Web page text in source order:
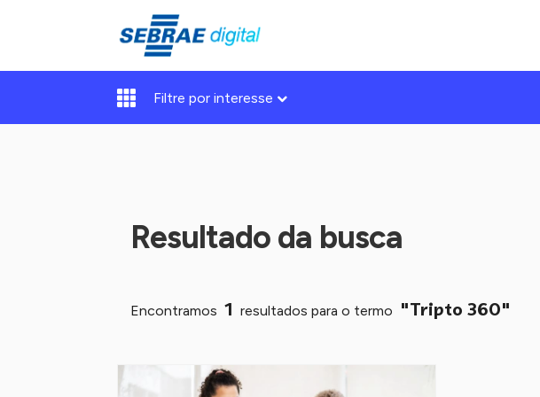
Filtre por interesse
Resultado da busca
Encontramos 1 resultados para o termo "Tripto 360"